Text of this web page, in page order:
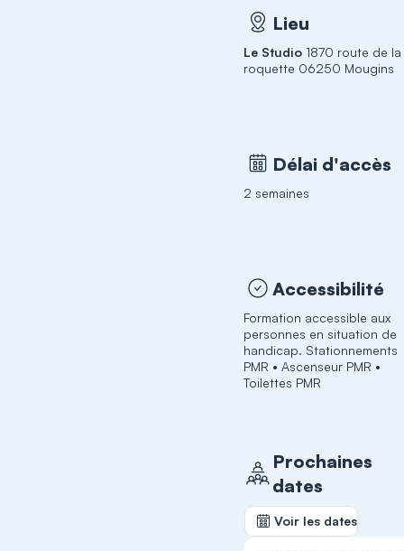
Lieu
Le Studio 1870 route de la
roquette 06250 Mougins
Délai d'accès
2 semaines
Accessibilité
Formation accessible aux
personnes en situation de
handicap. Stationnements
PMR • Ascenseur PMR •
Toilettes PMR
Prochaines
dates
Voir les dates